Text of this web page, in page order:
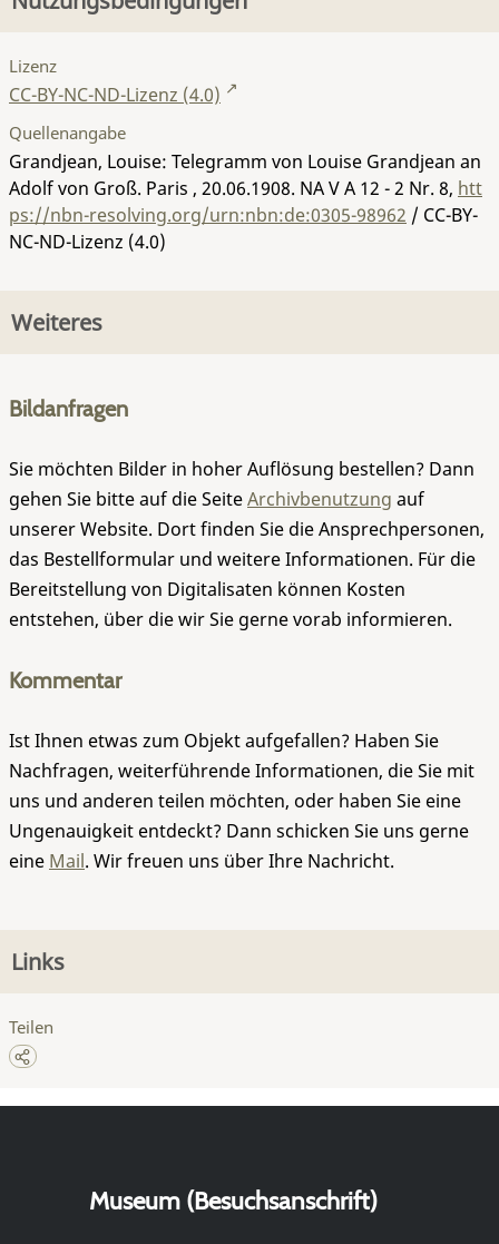
Lizenz
CC-BY-NC-ND-Lizenz (4.0)
Quellenangabe
Grandjean, Louise: Telegramm von Louise Grandjean an
Adolf von Groß. Paris , 20.06.1908. NA V A 12 - 2 Nr. 8, htt
ps://nbn-resolving.org/urn:nbn:de:0305-98962 / CC-BY-
NC-ND-Lizenz (4.0)
Weiteres
Bildanfragen
Sie möchten Bilder in hoher Auflösung bestellen? Dann
gehen Sie bitte auf die SeiteArchivbenutzung auf
unserer Website. Dort finden Sie die Ansprechpersonen,
das Bestellformular und weitere Informationen. Für die
Bereitstellung von Digitalisaten können Kosten
entstehen, über die wir Sie gerne vorab informieren.
Kommentar
Ist Ihnen etwas zum Objekt aufgefallen? Haben Sie
Nachfragen, weiterführende Informationen, die Sie mit
uns und anderen teilen möchten, oder haben Sie eine
Ungenauigkeit entdeckt? Dann schicken Sie uns gerne
eine Mail. Wir freuen uns über Ihre Nachricht.
Links
Teilen
Museum (Besuchsanschrift)